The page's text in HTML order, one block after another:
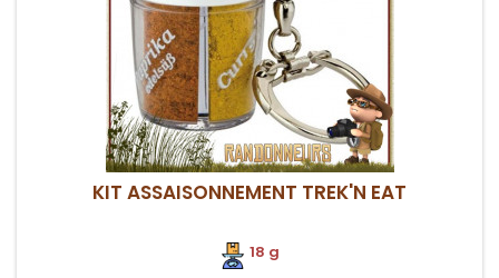
KIT ASSAISONNEMENT TREK'N EAT
18 g